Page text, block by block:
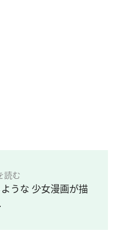
読む
うな 少女漫画が描